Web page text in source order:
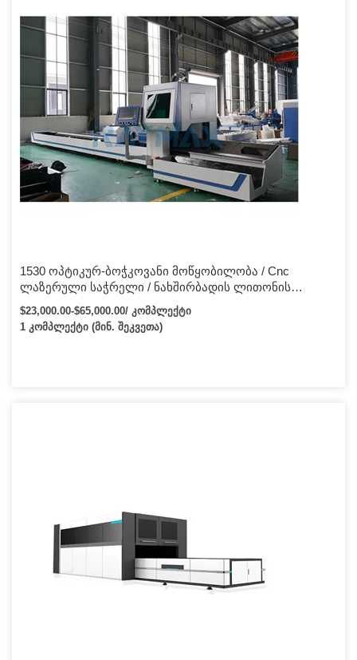
1530 ოპტიკურ-ბოჭკოვანი მოწყობილობა / Cnc
ლაზერული საჭრელი / ნახშირბადის ლითონის
ბოჭკოვანი ლაზერული საჭრელი მანქანა მბრუნავი
მანქანა
$23,000.00-$65,000.00/ კომპლექტი
1 კომპლექტი (მინ. შეკვეთა)